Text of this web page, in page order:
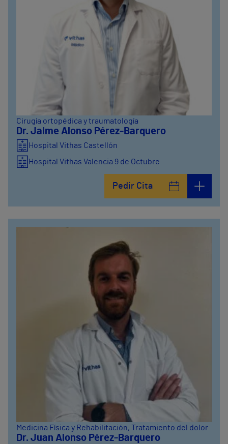
Cirugía ortopédica y traumatología
Dr. Jaime Alonso Pérez-Barquero
Hospital Vithas Castellón
Hospital Vithas Valencia 9 de Octubre
Pedir Cita
Medicina Física y Rehabilitación, Tratamiento del dolor
Dr. Juan Alonso Pérez-Barquero